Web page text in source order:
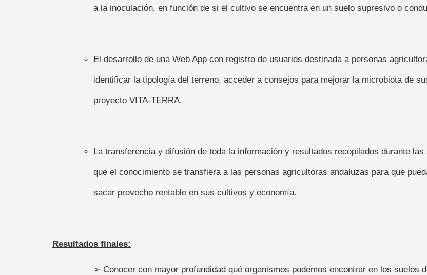
a la inoculación, en función de si el cultivo se encuentra en un suelo supresivo o
El desarrollo de una Web App con registro de usuarios destinada a personas
identificar la tipología del terreno, acceder a consejos para mejorar la microbiota de
proyecto VITA-TERRA.
La transferencia y difusión de toda la información y resultados recopilados durante
que el conocimiento se transfiera a las personas agricultoras andaluzas para que
sacar provecho rentable en sus cultivos y economía.
Resultados finales:
➢ Conocer con mayor profundidad qué organismos podemos encontrar en los suelos